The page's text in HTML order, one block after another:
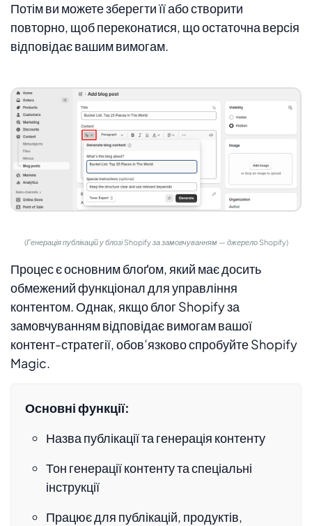
Потім ви можете зберегти її або створити
повторно, щоб переконатися, що остаточна версія
відповідає вашим вимогам.
(Генерація публікацій у блозі Shopify за замовчуванням — джерело Shopify)
Процес є основним блоґом, який має досить
обмежений функціонал для управління
контентом. Однак, якщо блог Shopify за
замовчуванням відповідає вимогам вашої
контент-стратегії, обов’язково спробуйте Shopify
Magic.
Основні функції:
Назва публікації та генерація контенту
Тон генерації контенту та спеціальні
інструкції
Працює для публікацій, продуктів,